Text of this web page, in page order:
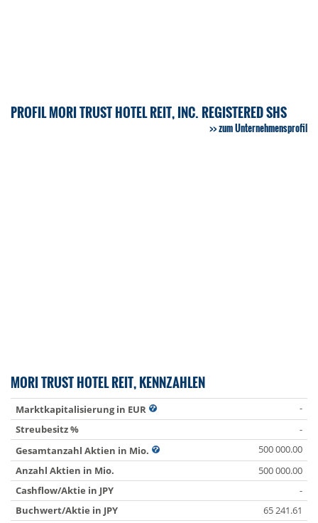
PROFIL MORI TRUST HOTEL REIT, INC. REGISTERED SHS
zum Unternehmensprofil
MORI TRUST HOTEL REIT, KENNZAHLEN
Marktkapitalisierung in EUR
-
Streubesitz %
-
Gesamtanzahl Aktien in Mio.
500 000.00
Anzahl Aktien in Mio.
500 000.00
Cashflow/Aktie in JPY
-
Buchwert/Aktie in JPY
65 241.61